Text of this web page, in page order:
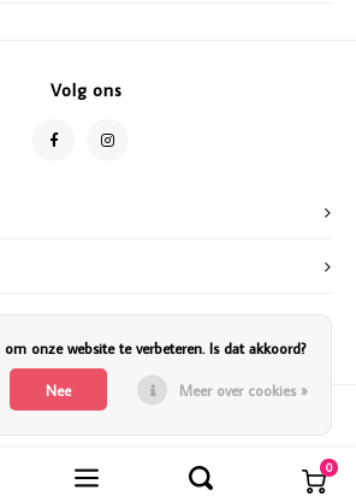
0
Volg ons
0
onze website te verbeteren. Is dat akkoord?
Nee Meer over cookies »